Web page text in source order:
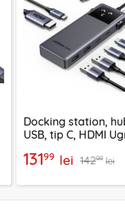
Docking station,
USB, tip C, HDMI
13199 lei 14299 lei